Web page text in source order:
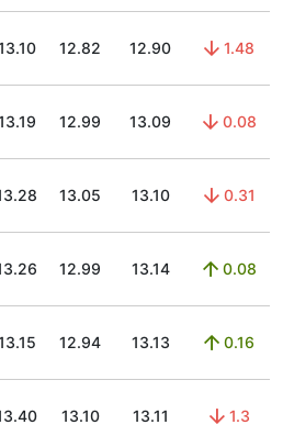
12.82 12.90 1.48
12.99 13.09 0.08
13.05 13.10 0.31
12.99 13.14 0.08
12.94 13.13 0.16
13.10 13.11 1.3